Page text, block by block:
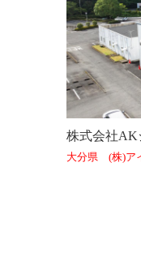
株式会社AK
大分県 (株)ア